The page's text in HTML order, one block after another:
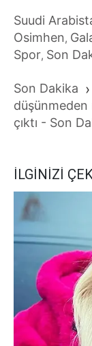
Suudi
Osimhen,
Spor, Son
Son Dakika ›
çıktı - Son